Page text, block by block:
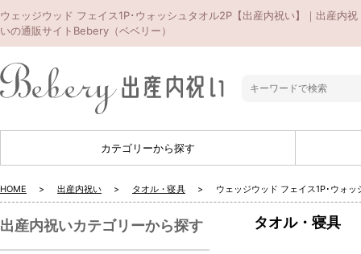
ウェッジウッド フェイス1P･ウォッシュタオル2P【出産内祝い】｜出産内祝
いの通販サイトBebery（ベベリー）
カテゴリーから探す
HOME 出産内祝い タオル・寝具 ウェッジウッド フェイス1P･ウォ
タオル・寝具
出産内祝いカテゴリーから探す